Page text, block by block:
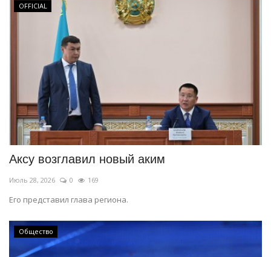
OFFICIAL
Аксу возглавил новый аким
Июль 28, 2026 0 169
Его представил глава региона.
Общество